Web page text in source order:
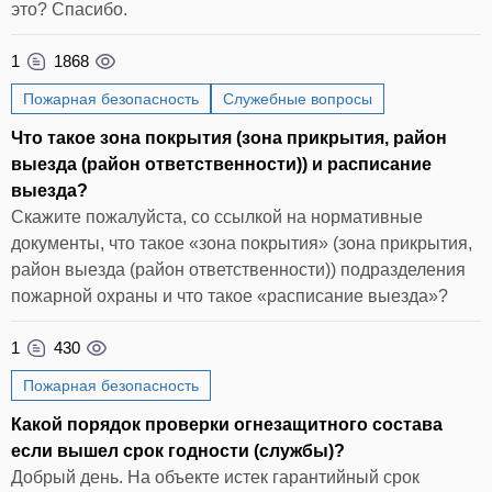
это? Спасибо.
1 1868
Пожарная безопасность Служебные вопросы
Что такое зона покрытия (зона прикрытия, район
выезда (район ответственности)) и расписание
выезда?
Скажите пожалуйста, со ссылкой на нормативные
документы, что такое «зона покрытия» (зона прикрытия,
район выезда (район ответственности)) подразделения
пожарной охраны и что такое «расписание выезда»?
1 430
Пожарная безопасность
Какой порядок проверки огнезащитного состава
если вышел срок годности (службы)?
Добрый день. На объекте истек гарантийный срок